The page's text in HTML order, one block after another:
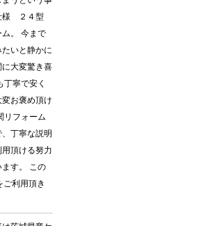
様 ２４型
。 今まで
いと静かに
大変驚き喜
丁寧で安く
お褒め頂け
リフォーム
丁寧な説明
頂ける努力
す。 この
ご利用頂き